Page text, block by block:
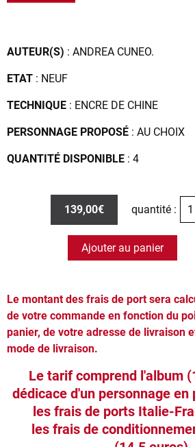
AUTEUR(S) : ANDREA CUNEO.
ETAT : NEUF
TECHNIQUE : ENCRE DE CHINE
PERSONNAGE PROPOSÉ : AU CHOIX
QUANTITÉ DISPONIBLE : 4
139,00€ quantité :
Ajouter au panier
Le montant des frais de port sera
de votre commande en fonction du
panier, de votre adresse de livraison
mode de livraison.
Le tarif comprend l'album
dédicace d'un personnage en
les frais de ports Italie-
les frais de